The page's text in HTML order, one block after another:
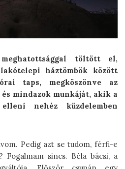
töltött el,
háztömbök között
taps, megköszönve az
és mindazok munkáját, akik a
nehéz küzdelemben
Pedig azt se tudom, férfi-e
Fogalmam sincs. Béla bácsi, a